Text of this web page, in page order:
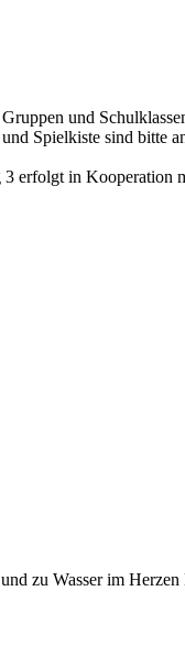
und
Spielkiste sind bitte
3 erfolgt in Kooperation
zu Wasser im Herzen